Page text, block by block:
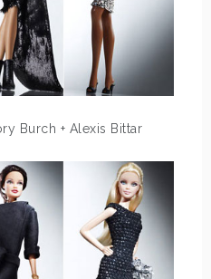
Burch + Alexis Bittar